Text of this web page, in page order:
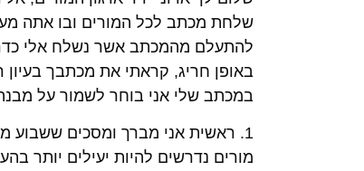
שלחת מכתב לכל המורים ובו אתה
להתעלם מהמכתב אשר נשלח אלי
באופן חריג, קראתי את מכתבך
במכתב שלי אני בוחר לשמור על
1. ראשית אני מברך ומסכים ששבוע
מורים נדרשים להיות יעילים יותר